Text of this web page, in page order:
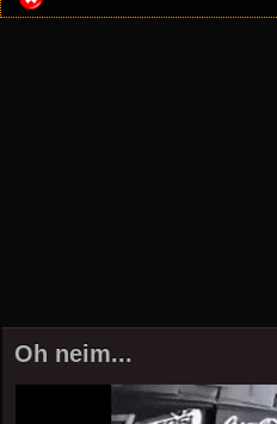
Oh neim...